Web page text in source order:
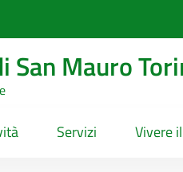
San Mauro
Servizi Vivere